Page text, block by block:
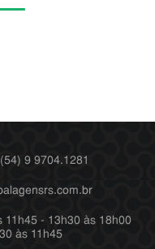
9 9704.1281
11h45 - 13h30 às 18h00
às 11h45